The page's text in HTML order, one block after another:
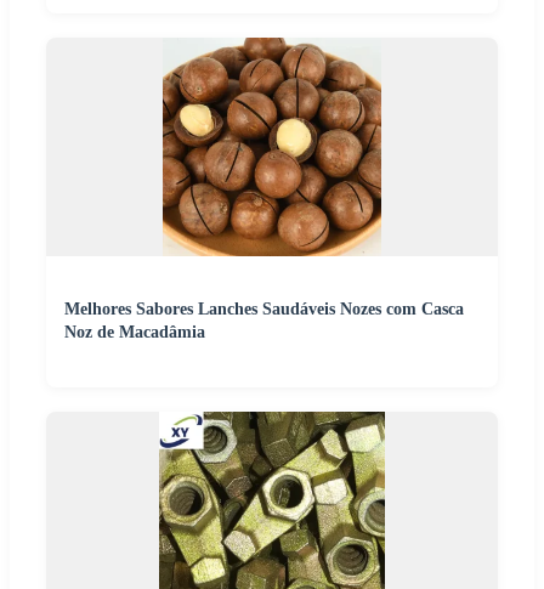
Melhores Sabores Lanches Saudáveis Nozes com Casca
Noz de Macadâmia